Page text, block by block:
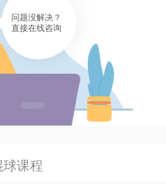
问题没解决？
直接在线咨询
课程